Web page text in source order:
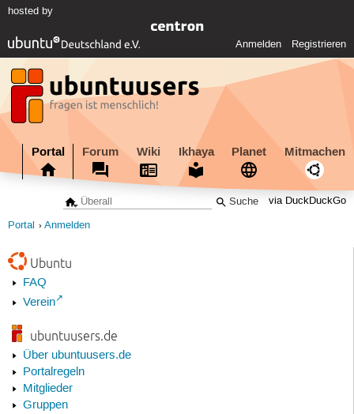
hosted by
Anmelden Registrieren
Portal Forum Wiki Ikhaya Planet Mitmachen
via DuckDuckGo
Portal Anmelden
Ubuntu
FAQ
Verein
ubuntuusers.de
Über ubuntuusers.de
Portalregeln
Mitglieder
Gruppen